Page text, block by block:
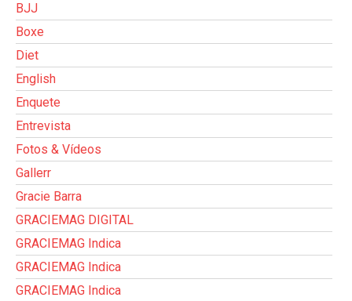
BJJ
Boxe
Diet
English
Enquete
Entrevista
Fotos & Vídeos
Gallerr
Gracie Barra
GRACIEMAG DIGITAL
GRACIEMAG Indica
GRACIEMAG Indica
GRACIEMAG Indica